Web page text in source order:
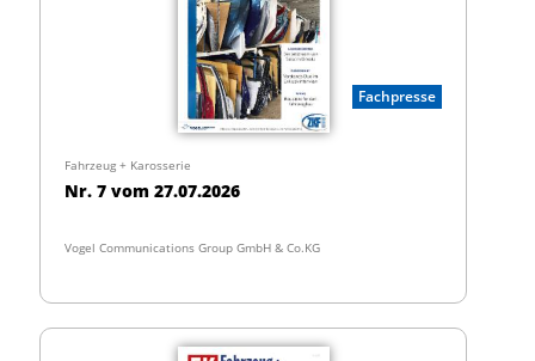
Fachpresse
Fahrzeug + Karosserie
Nr. 7 vom 27.07.2026
Vogel Communications Group GmbH & Co.KG